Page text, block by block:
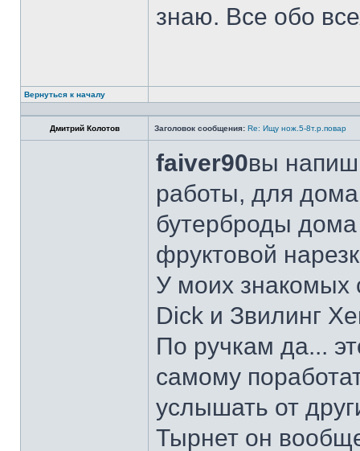
знаю. Все обо
Вернуться к началу
Дмитрий Колотов Заголовок сообщения: Re: Ищу нож.5-8т.р.повар
faiver90вы
работы, для
бутерброды дома
фруктовой
У моих знакомых
Dick и Звилинг
По ручкам да...
самому
услышать от
Тырнет он